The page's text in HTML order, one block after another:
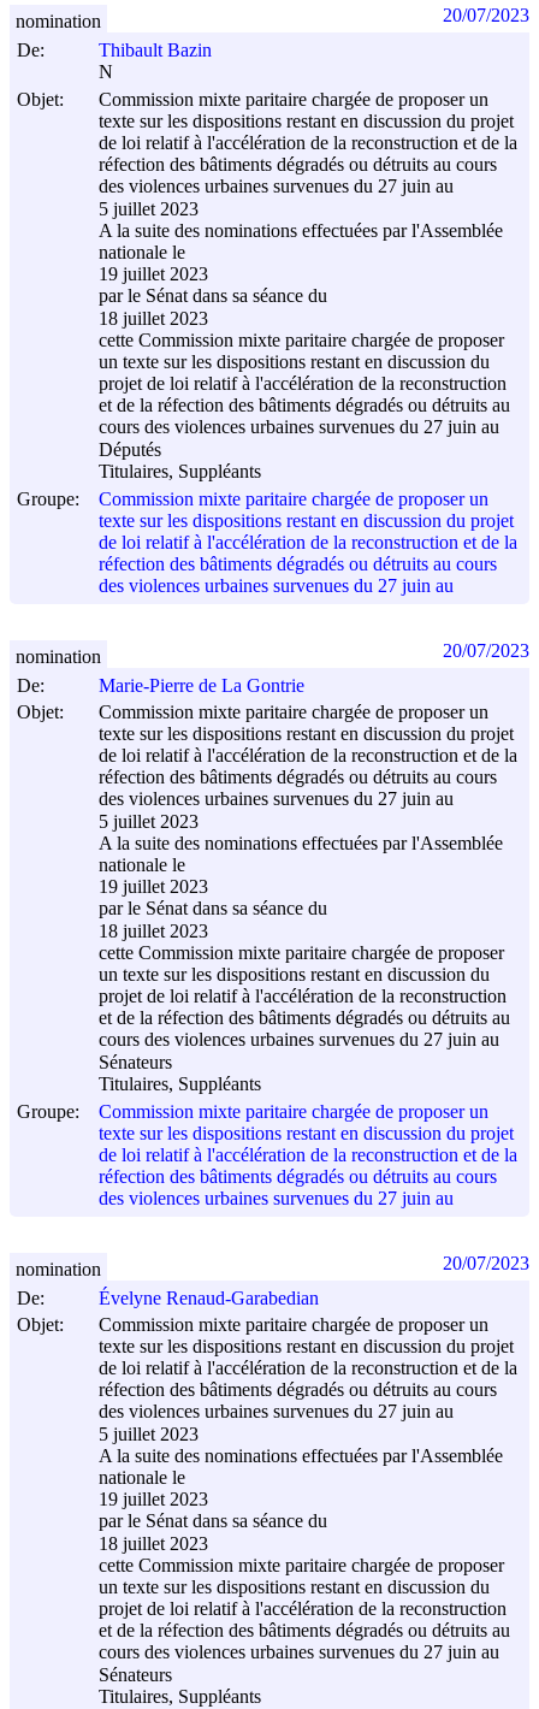
De:
Thibault Bazin
N
Objet:
Commission mixte paritaire chargée de proposer un
texte sur les dispositions restant en discussion du projet
de loi relatif à l'accélération de la reconstruction et de la
réfection des bâtiments dégradés ou détruits au cours
des violences urbaines survenues du 27 juin au
5 juillet 2023
A la suite des nominations effectuées par l'Assemblée
nationale le
19 juillet 2023
par le Sénat dans sa séance du
18 juillet 2023
cette Commission mixte paritaire chargée de proposer
un texte sur les dispositions restant en discussion du
projet de loi relatif à l'accélération de la reconstruction
et de la réfection des bâtiments dégradés ou détruits au
cours des violences urbaines survenues du 27 juin au
Députés
Titulaires, Suppléants
Groupe:
Commission mixte paritaire chargée de proposer un
texte sur les dispositions restant en discussion du projet
de loi relatif à l'accélération de la reconstruction et de la
réfection des bâtiments dégradés ou détruits au cours
des violences urbaines survenues du 27 juin au
nomination 20/07/2023
De:
Marie-Pierre de La Gontrie
Objet:
Commission mixte paritaire chargée de proposer un
texte sur les dispositions restant en discussion du projet
de loi relatif à l'accélération de la reconstruction et de la
réfection des bâtiments dégradés ou détruits au cours
des violences urbaines survenues du 27 juin au
5 juillet 2023
A la suite des nominations effectuées par l'Assemblée
nationale le
19 juillet 2023
par le Sénat dans sa séance du
18 juillet 2023
cette Commission mixte paritaire chargée de proposer
un texte sur les dispositions restant en discussion du
projet de loi relatif à l'accélération de la reconstruction
et de la réfection des bâtiments dégradés ou détruits au
cours des violences urbaines survenues du 27 juin au
Sénateurs
Titulaires, Suppléants
Groupe:
Commission mixte paritaire chargée de proposer un
texte sur les dispositions restant en discussion du projet
de loi relatif à l'accélération de la reconstruction et de la
réfection des bâtiments dégradés ou détruits au cours
des violences urbaines survenues du 27 juin au
nomination 20/07/2023
De:
Évelyne Renaud-Garabedian
Objet:
Commission mixte paritaire chargée de proposer un
texte sur les dispositions restant en discussion du projet
de loi relatif à l'accélération de la reconstruction et de la
réfection des bâtiments dégradés ou détruits au cours
des violences urbaines survenues du 27 juin au
5 juillet 2023
A la suite des nominations effectuées par l'Assemblée
nationale le
19 juillet 2023
par le Sénat dans sa séance du
18 juillet 2023
cette Commission mixte paritaire chargée de proposer
un texte sur les dispositions restant en discussion du
projet de loi relatif à l'accélération de la reconstruction
et de la réfection des bâtiments dégradés ou détruits au
cours des violences urbaines survenues du 27 juin au
Sénateurs
Titulaires, Suppléants
nomination 20/07/2023